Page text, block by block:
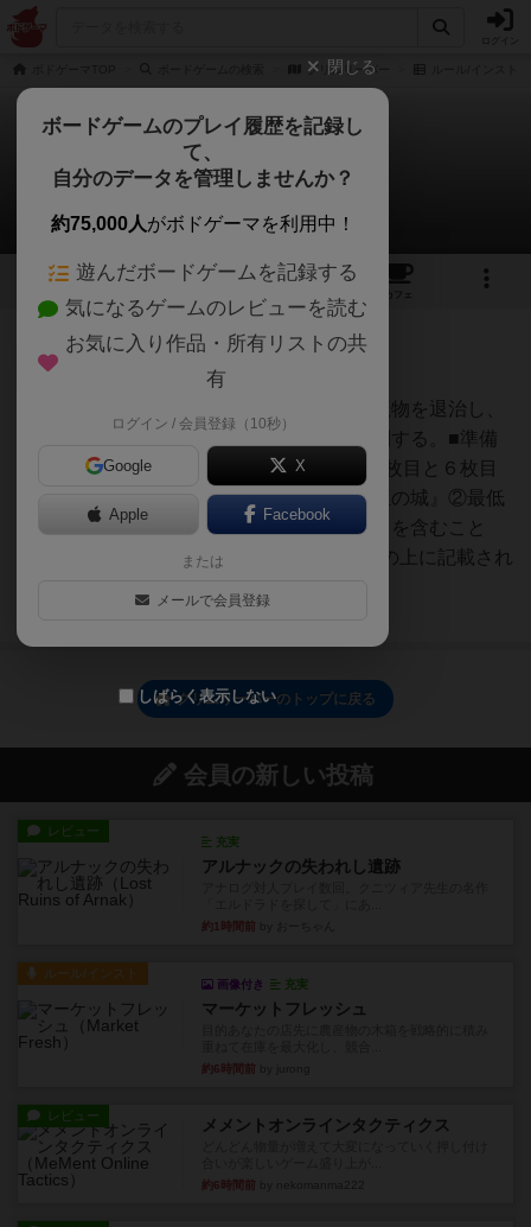
グリムリーパー
グリムリーパー
1件のルール/インスト
8 3
カフェ
377名 充実
魔道師となって、王国を脅かす魔物を退治し、
もっとも報奨金を稼いだ者が勝利する。■準備
■・場所カードを６枚設置。①１枚目と６枚目
は必ず『魔術師の学院』と『国王の城』②最低
１枚は『運命の森』『炎の洞窟』を含むこと
（両方あるのはOK）・人数の枠の上に記載され
グリムリーパーのトップに戻る
会員の新しい投稿
レビュー
充実
アルナックの失われし遺跡
約1時間前
ルール/インスト
画像付き 充実
マーケットフレッシュ
約6時間前
レビュー メメントオンラインタクティクス
約6時間前
閉じる
ボードゲームのプレイ履歴を記録し
て、
自分のデータを管理しませんか？
約75,000人がボドゲーマを利用中！
遊んだボードゲームを記録する
気になるゲームのレビューを読む
お気に入り作品・所有リストの共
有
ログイン / 会員登録（10秒）
Google X
Apple Facebook
または
メールで会員登録
しばらく表示しない